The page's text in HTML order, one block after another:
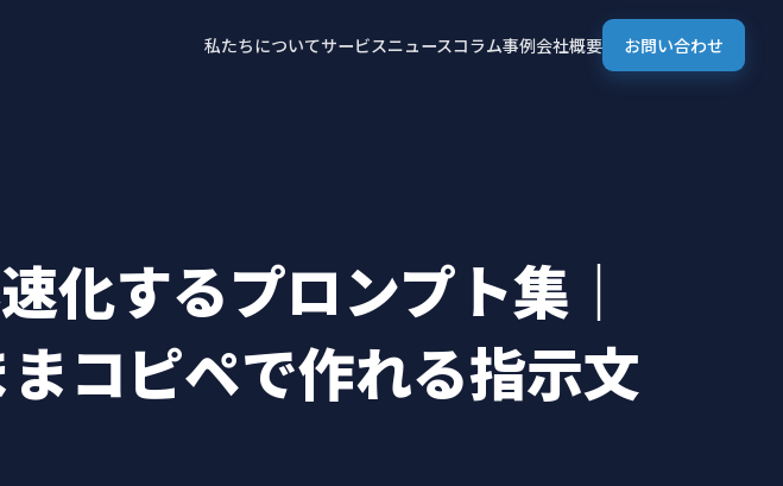
私たちについてサービスニュースコラム事例会社概要 お問い合わせ
化するプロンプト集｜
コピペで作れる指示文